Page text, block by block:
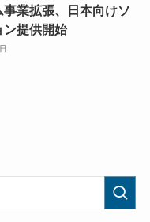
事業拡張、日本向けソ
ン提供開始